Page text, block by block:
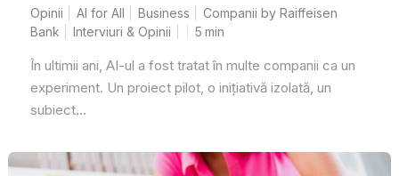
Opinii AI for All Business
Companii by Raiffeisen
Bank
Interviuri & Opinii 5 min
În ultimii ani, AI-ul a fost tratat în multe companii ca un
experiment. Un proiect pilot, o inițiativă izolată, un
subiect...